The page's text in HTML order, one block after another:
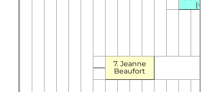
(=17)
7. Jeanne
Beaufort